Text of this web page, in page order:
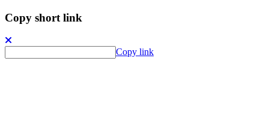
Copy short link
Copy link